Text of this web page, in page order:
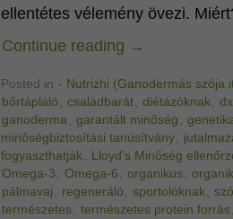
ellentétes vélemény övezi.
Continue reading →
Posted in - Nutrizhi (Ganodermás szója
bőrtápláló
családbarát diétázóknak
ganoderma
garantált minőség
minőségbiztosítási tanúsítvány
fogyaszthatják
Lloyd's Minőség
Omega-3
Omega-6 organikus
pálmavaj
regeneráló sportolóknak
természetes
természetes protein forrás